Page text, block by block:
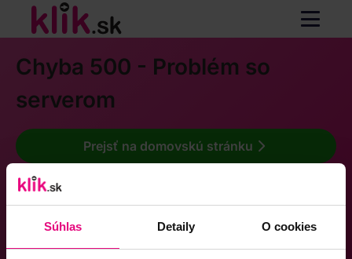
Súhlas Detaily O cookies
Chyba 500 - Problém so
serverom
Prejsť na domovskú stránku